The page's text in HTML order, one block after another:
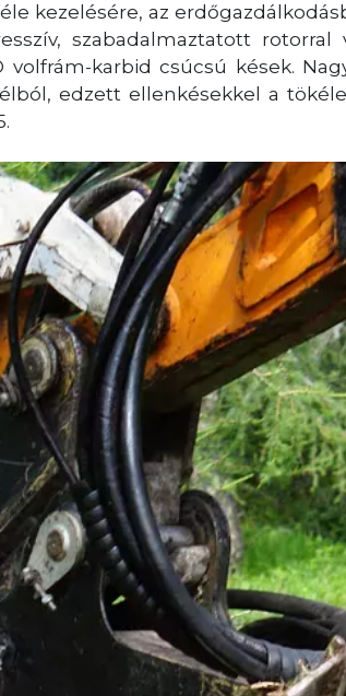
kezelésére, az
szabadalmaztatott rotorral
karbid csúcsú kések.
edzett ellenkésekkel a